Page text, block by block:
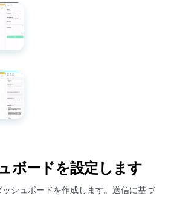
ボードを設定します
シュボードを作成します。送信に基づ